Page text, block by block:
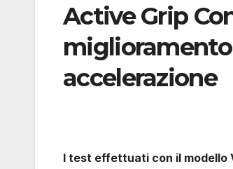
Active Grip
miglioramento
accelerazione
I test effettuati con il modello